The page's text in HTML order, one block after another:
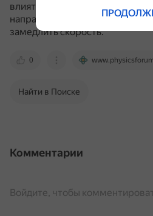
влиять сопротивление
направлении,
замедлить скорость.
0
Найти в Поиске
Комментарии
Войдите, чтобы